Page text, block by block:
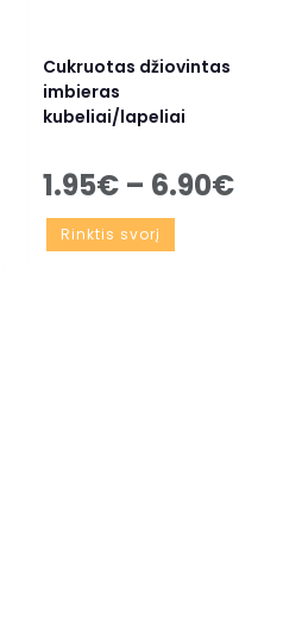
Cukruotas džiovintas
imbieras
kubeliai/lapeliai
1.95€ – 6.90€
Rinktis svorį